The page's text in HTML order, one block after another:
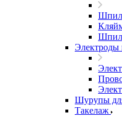
Электроды
Шурупы
Такелаж